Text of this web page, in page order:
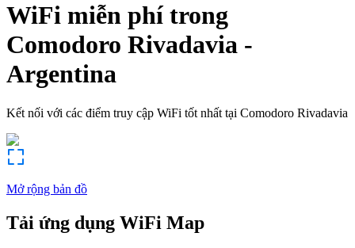
WiFi miễn phí trong
Comodoro Rivadavia -
Argentina
Kết nối với các điểm truy cập WiFi tốt nhất tại Comodoro Rivadavia
Mở rộng bản đồ
Tải ứng dụng WiFi Map